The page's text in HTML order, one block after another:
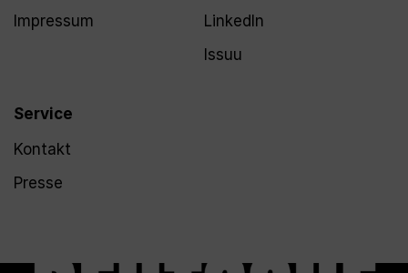
Impressum
Service
Kontakt
Presse
LinkedIn
Issuu